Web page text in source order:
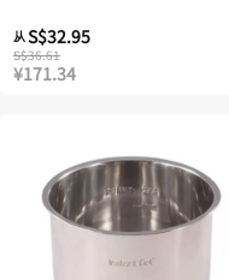
从S$32.95
S$36.61
¥171.34